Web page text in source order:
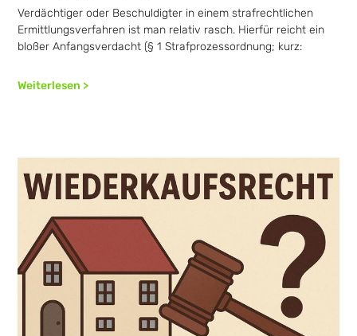
Verdächtiger oder Beschuldigter in einem strafrechtlichen
Ermittlungsverfahren ist man relativ rasch. Hierfür reicht ein
bloßer Anfangsverdacht (§ 1 Strafprozessordnung; kurz:
Weiterlesen >